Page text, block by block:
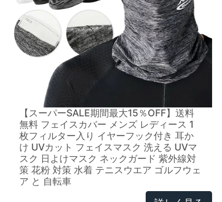
【スーパーSALE期間最大15％OFF】送料
無料 フェイスカバー メンズ レディース 1
枚フィルター入り イヤーフック付き 耳か
け UVカット フェイスマスク 洗える UVマ
スク 日よけマスク ネックガード 紫外線対
策 花粉 対策 水着 テニスウエア ゴルフウェ
ア と 自転車